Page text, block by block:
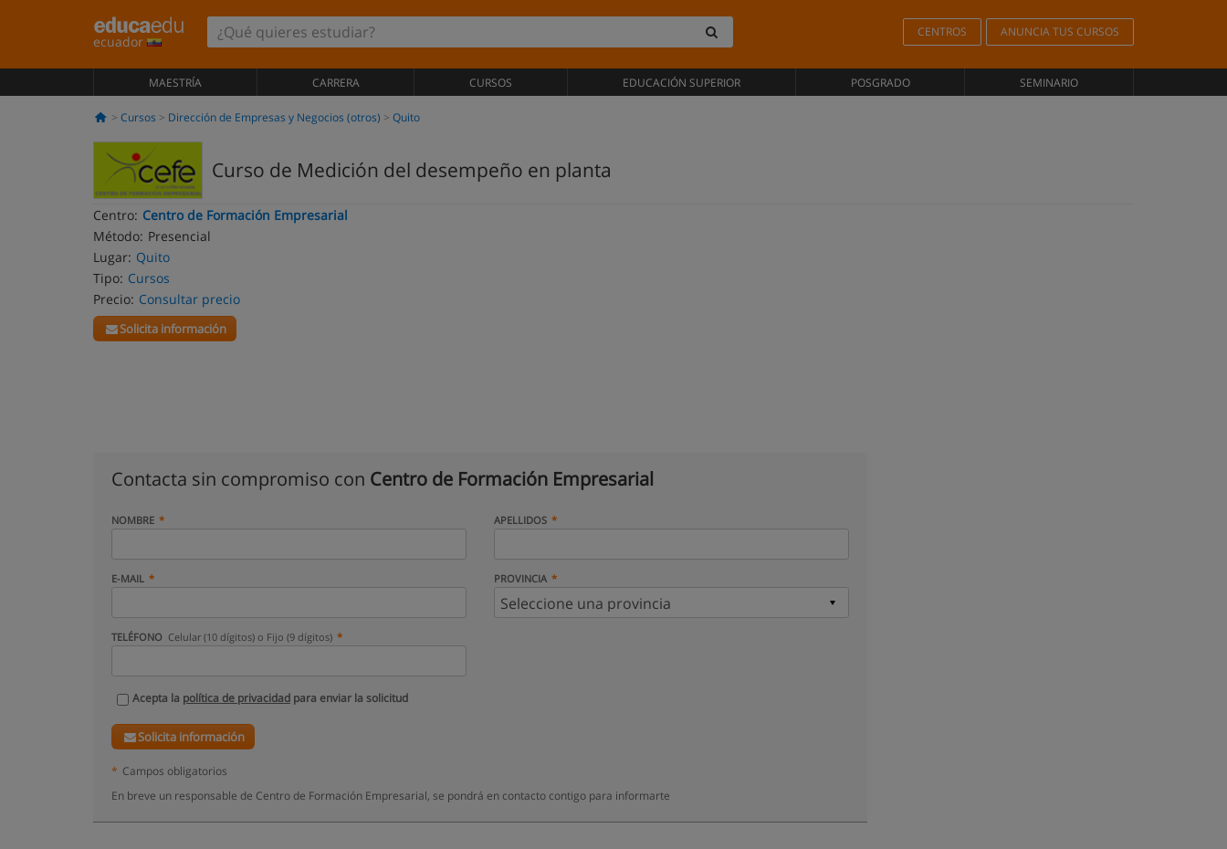
ecuador
CENTROS ANUNCIA TUS CURSOS
MAESTRÍA CARRERA CURSOS EDUCACIÓN SUPERIOR POSGRADO SEMINARIO
Cursos Dirección de Empresas y Negocios (otros) Quito
Curso de Medición del desempeño en planta
Centro: Centro de Formación Empresarial
Método: Presencial
Lugar: Quito
Tipo: Cursos
Precio: Consultar precio
Solicita información
Contacta sin compromiso con Centro de Formación Empresarial
NOMBRE APELLIDOS
E-MAIL PROVINCIA
TELÉFONO Celular (10 dígitos) o Fijo (9 dígitos)
Acepta la política de privacidad para enviar la solicitud
Solicita información
* Campos obligatorios
En breve un responsable de Centro de Formación Empresarial, se pondrá en contacto contigo para informarte